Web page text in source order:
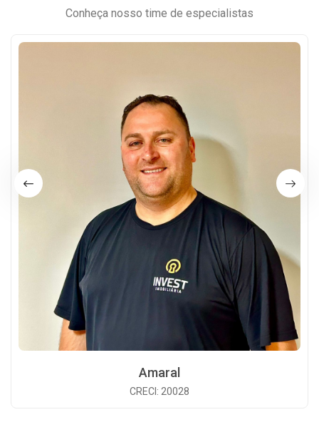
Conheça nosso time de especialistas
Amaral
CRECI: 20028